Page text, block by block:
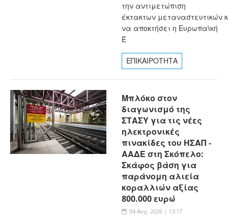
την αντιμετώπιση
έκτακτων μεταναστευτικών
να αποκτήσει η Ευρωπαϊκή
Έ
ΕΠΙΚΑΙΡΟΤΗΤΑ
Μπλόκο στον
διαγωνισμό της
ΣΤΑΣΥ για τις νέες
ηλεκτρονικές
πινακίδες του ΗΣΑΠ -
ΑΑΔΕ στη Σκόπελο:
Σκάφος βάση για
παράνομη αλιεία
κοραλλιών αξίας
800.000 ευρώ
04 Αυγ, 2026 | 13:17